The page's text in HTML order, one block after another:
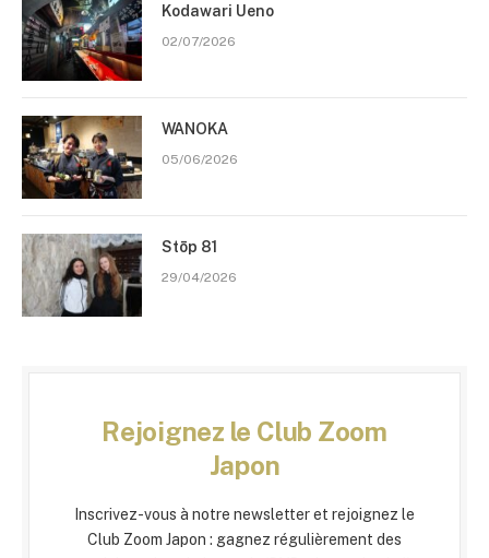
Kodawari Ueno
02/07/2026
WANOKA
05/06/2026
Stōp 81
29/04/2026
Rejoignez le Club Zoom
Japon
Inscrivez-vous à notre newsletter et rejoignez le
Club Zoom Japon : gagnez régulièrement des